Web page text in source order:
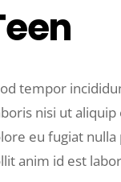
tempor
nisi ut
eu fugiat
anim id est